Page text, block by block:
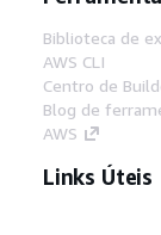
Biblioteca de
AWS CLI
Centro de
Blog de
AWS
Links Úteis